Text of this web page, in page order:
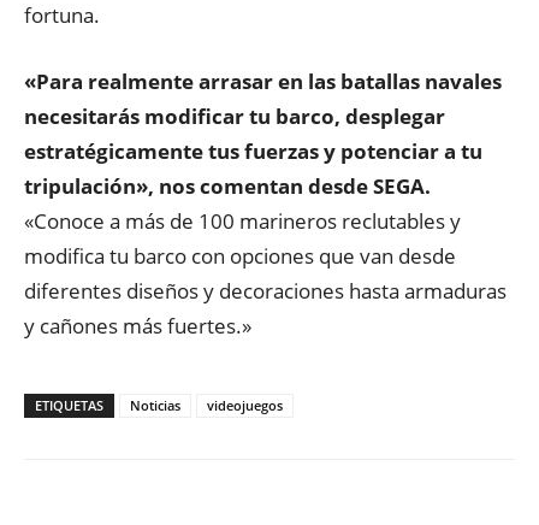
fortuna.
«Para realmente arrasar en las batallas navales
necesitarás modificar tu barco, desplegar
estratégicamente tus fuerzas y potenciar a tu
tripulación», nos comentan desde SEGA.
«Conoce a más de 100 marineros reclutables y
modifica tu barco con opciones que van desde
diferentes diseños y decoraciones hasta armaduras
y cañones más fuertes.»
ETIQUETAS Noticias videojuegos